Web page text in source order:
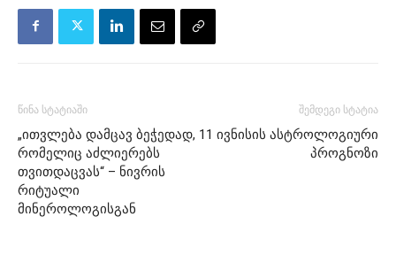
წინა სტატიაში
„ითვლება დამცავ ბეჭედად,
რომელიც აძლიერებს
თვითდაცვას“ – ნივრის
რიტუალი
მინეროლოგისგან
შემდეგი სტატია
11 ივნისის ასტროლოგიური
პროგნოზი